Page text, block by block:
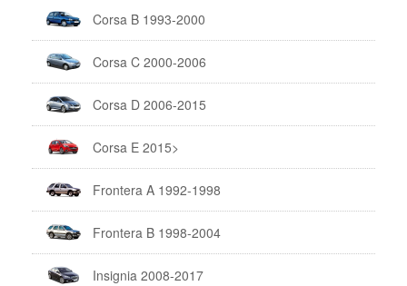
Corsa B 1993-2000
Corsa C 2000-2006
Corsa D 2006-2015
Corsa E 2015>
Frontera A 1992-1998
Frontera B 1998-2004
Insignia 2008-2017